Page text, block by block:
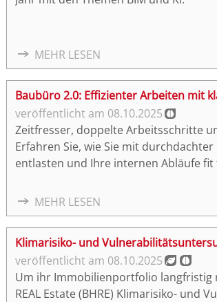
MEHR LESEN
Baubüro 2.0: Effizienter Arbeiten mit
08.10.2025
Zeitfresser, doppelte Arbeitsschritte
Erfahren Sie, wie Sie mit
entlasten und Ihre internen Abläufe
unserem kostenfreien Online-
MEHR LESEN
Klimarisiko- und
08.10.2025
Um ihr Immobilienportfolio langfristig
REAL Estate (BHRE) Klimarisiko-